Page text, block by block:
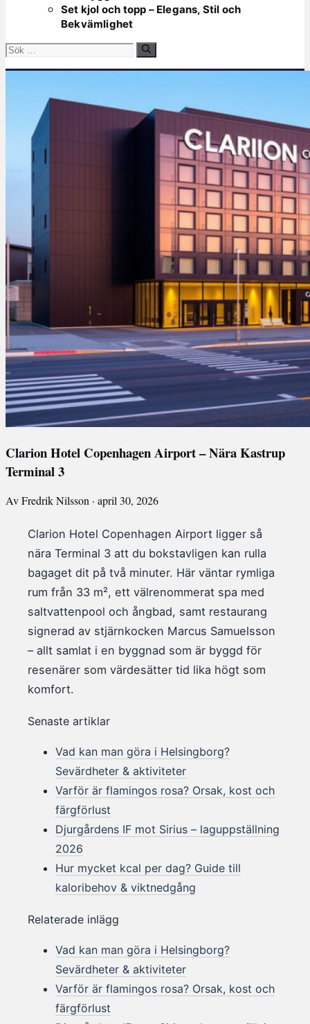
Set kjol och topp – Elegans, Stil och
Bekvämlighet
Sök
Clarion Hotel Copenhagen Airport – Nära Kastrup
Terminal 3
Av Fredrik Nilsson · april 30, 2026
Clarion Hotel Copenhagen Airport ligger så
nära Terminal 3 att du bokstavligen kan rulla
bagaget dit på två minuter. Här väntar rymliga
rum från 33 m², ett välrenommerat spa med
saltvattenpool och ångbad, samt restaurang
signerad av stjärnkocken Marcus Samuelsson
– allt samlat i en byggnad som är byggd för
resenärer som värdesätter tid lika högt som
komfort.
Senaste artiklar
Vad kan man göra i Helsingborg?
Sevärdheter & aktiviteter
Varför är flamingos rosa? Orsak, kost och
färgförlust
Djurgårdens IF mot Sirius – laguppställning
2026
Hur mycket kcal per dag? Guide till
kaloribehov & viktnedgång
Relaterade inlägg
Vad kan man göra i Helsingborg?
Sevärdheter & aktiviteter
Varför är flamingos rosa? Orsak, kost och
färgförlust